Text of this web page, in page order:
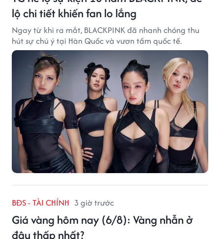
lộ chi tiết khiến fan lo lắng
Ngay từ khi ra mắt, BLACKPINK đã nhanh chóng thu
hút sự chú ý tại Hàn Quốc và vươn tầm quốc tế.
BĐS - TÀI CHÍNH 3 giờ trước
Giá vàng hôm nay (6/8): Vàng nhẫn ở
đâu thấp nhất?